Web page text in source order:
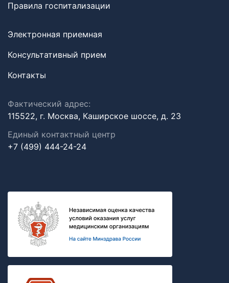
Правила госпитализации
Электронная приемная
Консультативный прием
Контакты
Фактический адрес:
115522, г. Москва, Каширское шоссе, д. 23
Единый контактный центр
+7 (499) 444-24-24